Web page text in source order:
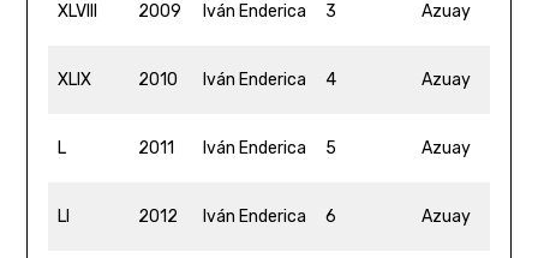
XLVIII 2009 Iván Enderica 3 Azuay
XLIX 2010 Iván Enderica 4 Azuay
L 2011 Iván Enderica 5 Azuay
LI 2012 Iván Enderica 6 Azuay